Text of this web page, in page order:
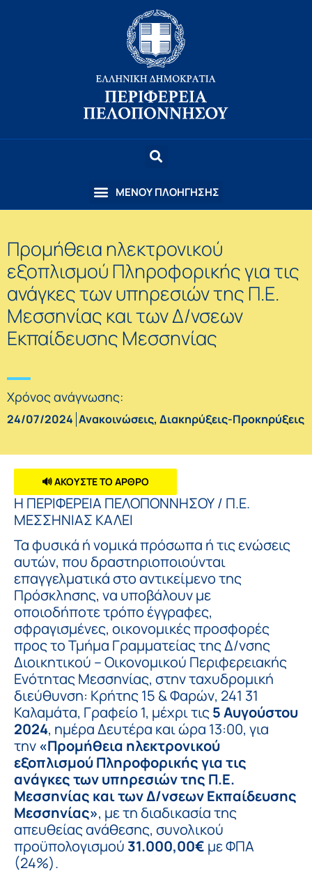
Προμήθεια ηλεκτρονικού
εξοπλισμού Πληροφορικής για τις
ανάγκες των υπηρεσιών της Π.Ε.
Μεσσηνίας και των Δ/νσεων
Εκπαίδευσης Μεσσηνίας
Χρόνος ανάγνωσης:
24/07/2024 Ανακοινώσεις, Διακηρύξεις-Προκηρύξεις
🔊 ΑΚΟΥΣΤΕ ΤΟ ΑΡΘΡΟ
Η ΠΕΡΙΦΕΡΕΙΑ ΠΕΛΟΠΟΝΝΗΣΟΥ / Π.Ε.
ΜΕΣΣΗΝΙΑΣ ΚΑΛΕΙ
Τα φυσικά ή νομικά πρόσωπα ή τις ενώσεις
αυτών, που δραστηριοποιούνται
επαγγελματικά στο αντικείμενο της
Πρόσκλησης, να υποβάλουν με
οποιοδήποτε τρόπο έγγραφες,
σφραγισμένες, οικονομικές προσφορές
προς το Τμήμα Γραμματείας της Δ/νσης
Διοικητικού – Οικονομικού Περιφερειακής
Ενότητας Μεσσηνίας, στην ταχυδρομική
διεύθυνση: Κρήτης 15 & Φαρών, 241 31
Καλαμάτα, Γραφείο 1, μέχρι τις5 Αυγούστου
2024, ημέρα Δευτέρα και ώρα 13:00, για
την«Προμήθεια ηλεκτρονικού
εξοπλισμού Πληροφορικής για τις
ανάγκες των υπηρεσιών της Π.Ε.
Μεσσηνίας και των Δ/νσεων Εκπαίδευσης
Μεσσηνίας», με τη διαδικασία της
απευθείας ανάθεσης, συνολικού
προϋπολογισμού 31.000,00€ με ΦΠΑ
(24%).